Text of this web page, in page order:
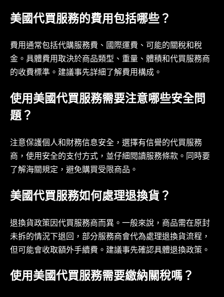
美國代買服務的費用包括哪些？
費用通常包括代購服務費、國際運費、可能的關稅和稅
金。具體費用取決於商品類型、重量、體積和代買服務商
的收費標準。建議事先詳細了解費用構成。
使用美國代買服務需要注意哪些安全問
題？
注意保護個人和財務信息安全，選擇有信譽的代買服務
商，使用安全的支付方式，並仔細閱讀服務條款。同時要
了解海關規定，避免購買受限商品。
美國代買服務如何處理退換貨？
退換貨政策因代買服務商而異。一般來說，商品需在原封
未拆的情況下退回，部分服務商會代為處理退換貨流程，
但可能會收取額外手續費。建議事先確認具體退換政策。
使用美國代買服務需要繳納關稅嗎？